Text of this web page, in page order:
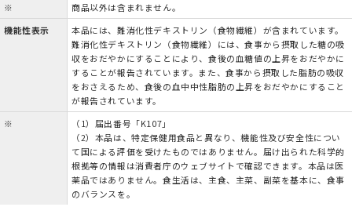
※
商品以外は含まれません。
機能性表示
本品には、難消化性デキストリン（食物繊維）が含まれています。
難消化性デキストリン（食物繊維）には、食事から摂取した糖の吸
収をおだやかにすることにより、食後の血糖値の上昇をおだやかに
することが報告されています。また、食事から摂取した脂肪の吸収
をおさえるため、食後の血中中性脂肪の上昇をおだやかにすること
が報告されています。
※
（1）届出番号「K107」
（2）本品は、特定保健用食品と異なり、機能性及び安全性につい
て国による評価を受けたものではありません。届け出られた科学的
根拠等の情報は消費者庁のウェブサイトで確認できます。本品は医
薬品ではありません。食生活は、主食、主菜、副菜を基本に、食事
のバランスを。